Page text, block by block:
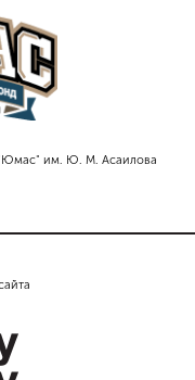
"Юмас" им. Ю. М. Асаилова